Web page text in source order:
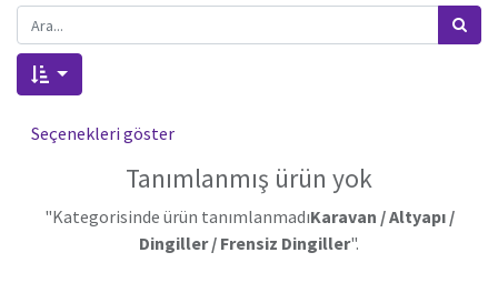
Seçenekleri göster
Tanımlanmış ürün yok
"Kategorisinde ürün tanımlanmadıKaravan / Altyapı /
Dingiller / Frensiz Dingiller".